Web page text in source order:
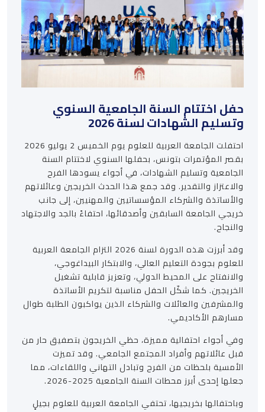
حفل اختتام السنة الجامعية السنوي
وتسليم الشهادات لسنة 2026
احتفلت الجامعة العربية للعلوم يوم الخميس 2 يوليو 2026
بقصر المؤتمرات بتونس، بحفلها السنوي لاختتام السنة
الجامعية وتسليم الشهادات، في أجواء يسودها الفرح
والاعتزاز والتقدير. وقد جمع هذا الحدث الخريجين وعائلاتهم
والأساتذة والشركاء المؤسساتيين والمهنيين، إلى جانب
خريجي الجامعة السابقين وأصدقائها، احتفاءً بالجد والاجتهاد
والنجاح.
وقد أبرزت هذه الدورة لسنة 2026 التزام الجامعة العربية
للعلوم بجودة التعليم العالي، والابتكار البيداغوجي،
والانفتاح على المحيط الدولي، وتعزيز قابلية تشغيل
الخريجين. كما شكّل الحفل مناسبة لتكريم الأساتذة
والمشرفين والعائلات والشركاء الذين يواكبون الطلبة طوال
مسارهم الأكاديمي.
وفي أجواء احتفالية مميزة، حظي الخريجون بتصفيق حار من
قبل عائلاتهم وأفراد المجتمع الجامعي. وقد تميزت
الأمسية بلحظات من الفرح وتبادل التهاني واللقاءات، مما
جعلها إحدى أبرز محطات السنة الجامعية 2025-2026.
وباحتفالها بخريجيها، تحتفي الجامعة العربية للعلوم بجيلٍ